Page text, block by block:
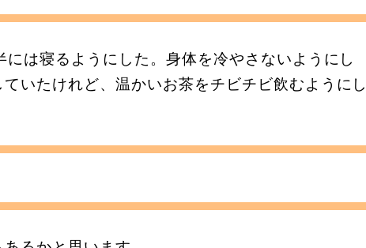
は寝るようにした。身体を冷やさないようにし
いたけれど、温かいお茶をチビチビ飲むようにし